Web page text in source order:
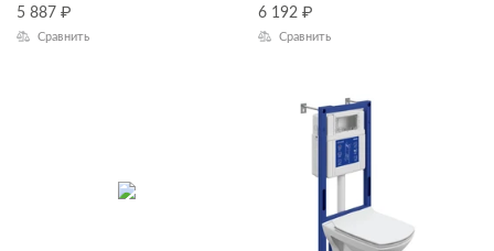
5 887 ₽
Сравнить
6 192 ₽
Сравнить